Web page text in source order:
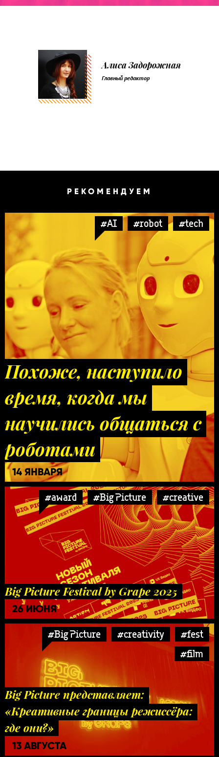
Алиса Задорожная
Главный редактор
РЕКОМЕНДУЕМ
#AI #robot #tech
Похоже, наступило
время, когда мы
научились общаться с
роботами
14 ЯНВАРЯ
#award #Big Picture #creative
Big Picture Festival by Grape 2025
26 ИЮНЯ
#Big Picture #creativity
#fest
#film
Big Picture представляет:
«Креативные границы режиссёра:
где они?»
13 АВГУСТА